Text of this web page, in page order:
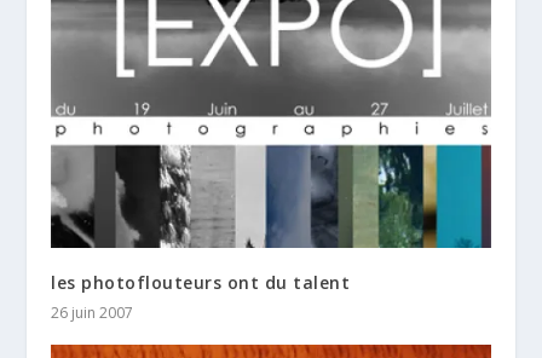
les photoflouteurs ont du talent
26 juin 2007